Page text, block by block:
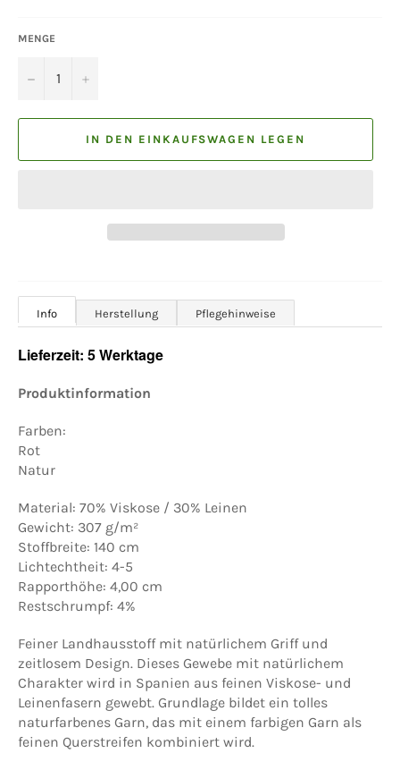
MENGE
− +
IN DEN EINKAUFSWAGEN LEGEN
Info Herstellung Pflegehinweise
Lieferzeit: 5 Werktage
Produktinformation
Farben:
Rot
Natur
Material: 70% Viskose / 30% Leinen
Gewicht: 307 g/m²
Stoffbreite: 140 cm
Lichtechtheit: 4-5
Rapporthöhe: 4,00 cm
Restschrumpf: 4%
Feiner Landhausstoff mit natürlichem Griff und
zeitlosem Design. Dieses Gewebe mit natürlichem
Charakter wird in Spanien aus feinen Viskose- und
Leinenfasern gewebt. Grundlage bildet ein tolles
naturfarbenes Garn, das mit einem farbigen Garn als
feinen Querstreifen kombiniert wird.